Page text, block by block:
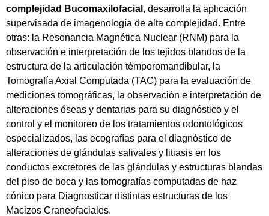
complejidad Bucomaxilofacial , desarrolla la aplicación
supervisada de imagenología de alta complejidad. Entre
otras: la Resonancia Magnética Nuclear (RNM) para la
observación e interpretación de los tejidos blandos de la
estructura de la articulación témporomandibular, la
Tomografía Axial Computada (TAC) para la evaluación de
mediciones tomográficas, la observación e interpretación de
alteraciones óseas y dentarias para su diagnóstico y el
control y el monitoreo de los tratamientos odontológicos
especializados, las ecografías para el diagnóstico de
alteraciones de glándulas salivales y litiasis en los
conductos excretores de las glándulas y estructuras blandas
del piso de boca y las tomografías computadas de haz
cónico para Diagnosticar distintas estructuras de los
Macizos Craneofaciales.